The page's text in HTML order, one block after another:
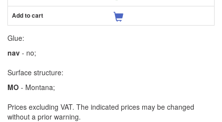
Glue:
nav - no;
Surface structure:
MO - Montana;
Prices excluding VAT. The indicated prices may be changed
without a prior warning.